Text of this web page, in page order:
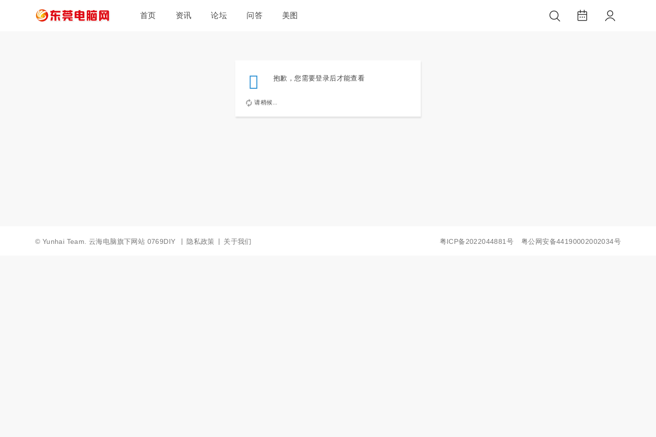
首页 资讯 论坛 问答 美图
抱歉，您需要登录后才能查看
请稍候...
© Yunhai Team. 云海电脑旗下网站 0769DIY | 隐私政策 | 关于我们 粤ICP备2022044881号 粤公网安备44190002002034号